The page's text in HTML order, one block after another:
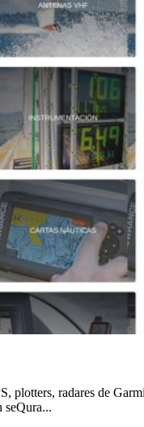
plotters, radares de
seQura...